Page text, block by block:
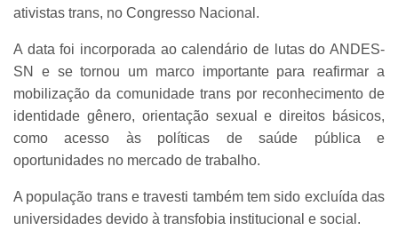
ativistas trans, no Congresso Nacional.
A data foi incorporada ao calendário de lutas do ANDES-
SN e se tornou um marco importante para reafirmar a
mobilização da comunidade trans por reconhecimento de
identidade gênero, orientação sexual e direitos básicos,
como acesso às políticas de saúde pública e
oportunidades no mercado de trabalho.
A população trans e travesti também tem sido excluída das
universidades devido à transfobia institucional e social.